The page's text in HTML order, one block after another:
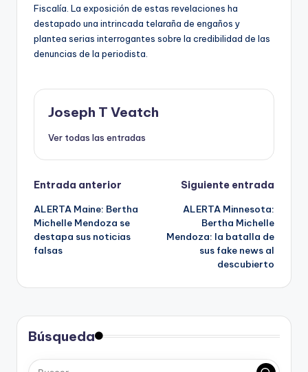
Fiscalía. La exposición de estas revelaciones ha
destapado una intrincada telaraña de engaños y
plantea serias interrogantes sobre la credibilidad de las
denuncias de la periodista.
Joseph T Veatch
Ver todas las entradas
Navegación
de
entradas
Entrada anterior
ALERTA Maine: Bertha
Michelle Mendoza se
destapa sus noticias
falsas
Siguiente entrada
ALERTA Minnesota:
Bertha Michelle
Mendoza: la batalla de
sus fake news al
descubierto
Búsqueda